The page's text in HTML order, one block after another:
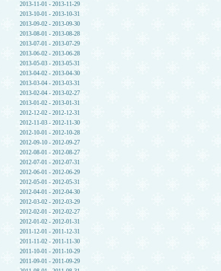
2013-11-01 - 2013-11-29
2013-10-01 - 2013-10-31
2013-09-02 - 2013-09-30
2013-08-01 - 2013-08-28
2013-07-01 - 2013-07-29
2013-06-02 - 2013-06-28
2013-05-03 - 2013-05-31
2013-04-02 - 2013-04-30
2013-03-04 - 2013-03-31
2013-02-04 - 2013-02-27
2013-01-02 - 2013-01-31
2012-12-02 - 2012-12-31
2012-11-03 - 2012-11-30
2012-10-01 - 2012-10-28
2012-09-10 - 2012-09-27
2012-08-01 - 2012-08-27
2012-07-01 - 2012-07-31
2012-06-01 - 2012-06-29
2012-05-01 - 2012-05-31
2012-04-01 - 2012-04-30
2012-03-02 - 2012-03-29
2012-02-01 - 2012-02-27
2012-01-02 - 2012-01-31
2011-12-01 - 2011-12-31
2011-11-02 - 2011-11-30
2011-10-01 - 2011-10-29
2011-09-01 - 2011-09-29